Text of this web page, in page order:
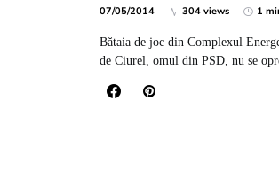
07/05/2014 304 views 1
Bătaia de joc din Complexul
de Ciurel, omul din PSD, nu se